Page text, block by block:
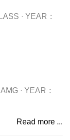
· YEAR：
· YEAR：
Read more ...